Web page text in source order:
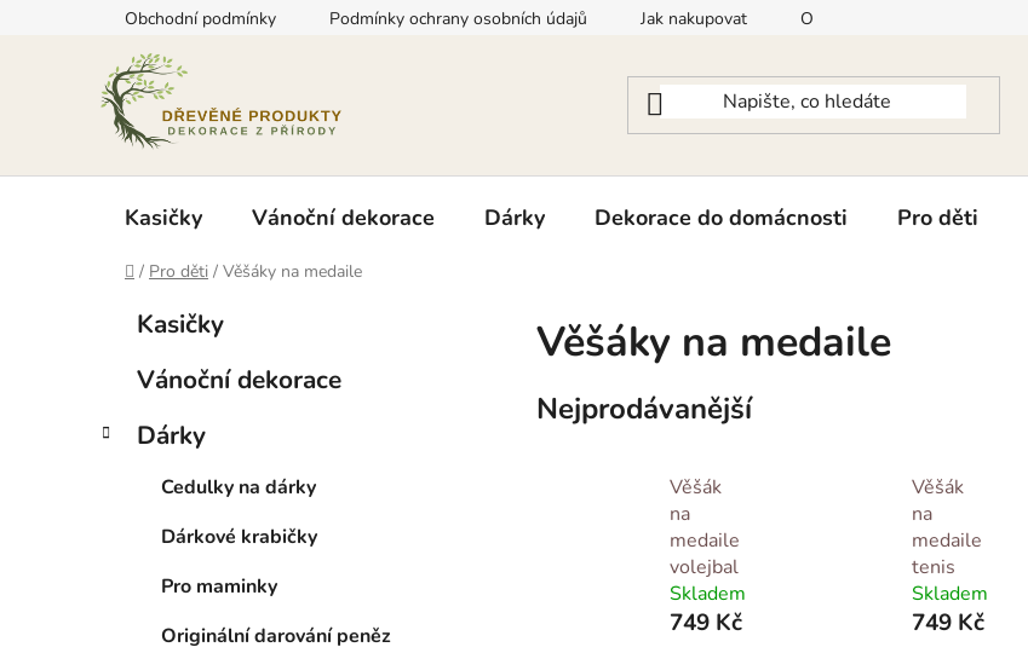
Obchodní podmínky Podmínky ochrany osobních údajů Jak nakupovat Odstoupení od smlouvy
Kasičky Vánoční dekorace Dárky Dekorace do domácnosti Pro děti
Domů
/ Pro děti / Věšáky na medaile
r
Přeskočit
kategorie
o
Kasičky
Vánoční dekorace
Dárky
Cedulky na dárky
Dárkové krabičky
Pro maminky
Originální darování peněz
Věšáky na medaile
Nejprodávanější
Věšák
na
medaile
volejbal
Skladem
749 Kč
Věšák
na
medaile
tenis
Skladem
749 Kč